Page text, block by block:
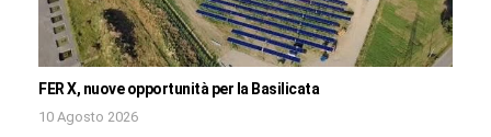
FER X, nuove opportunità per la Basilicata
10 Agosto 2026